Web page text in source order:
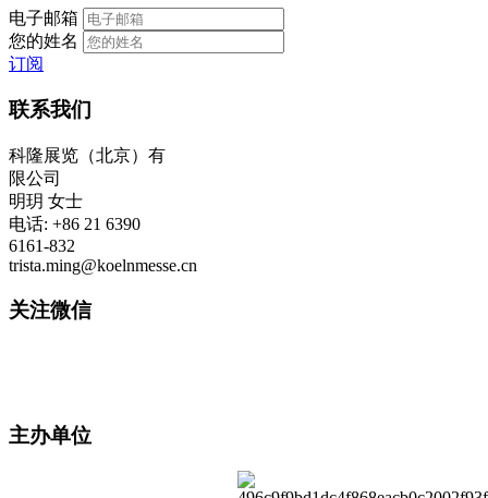
电子邮箱
您的姓名
订阅
联系我们
科隆展览（北京）有
限公司
明玥 女士
电话: +86 21 6390
6161-832
trista.ming@koelnmesse.cn
关注微信
主办单位